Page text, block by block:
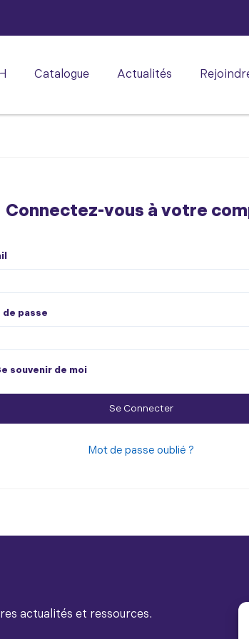
Catalogue Actualités
Connectez-vous à votre
de passe
souvenir de moi
Mot de passe oublié ?
actualités et ressources.